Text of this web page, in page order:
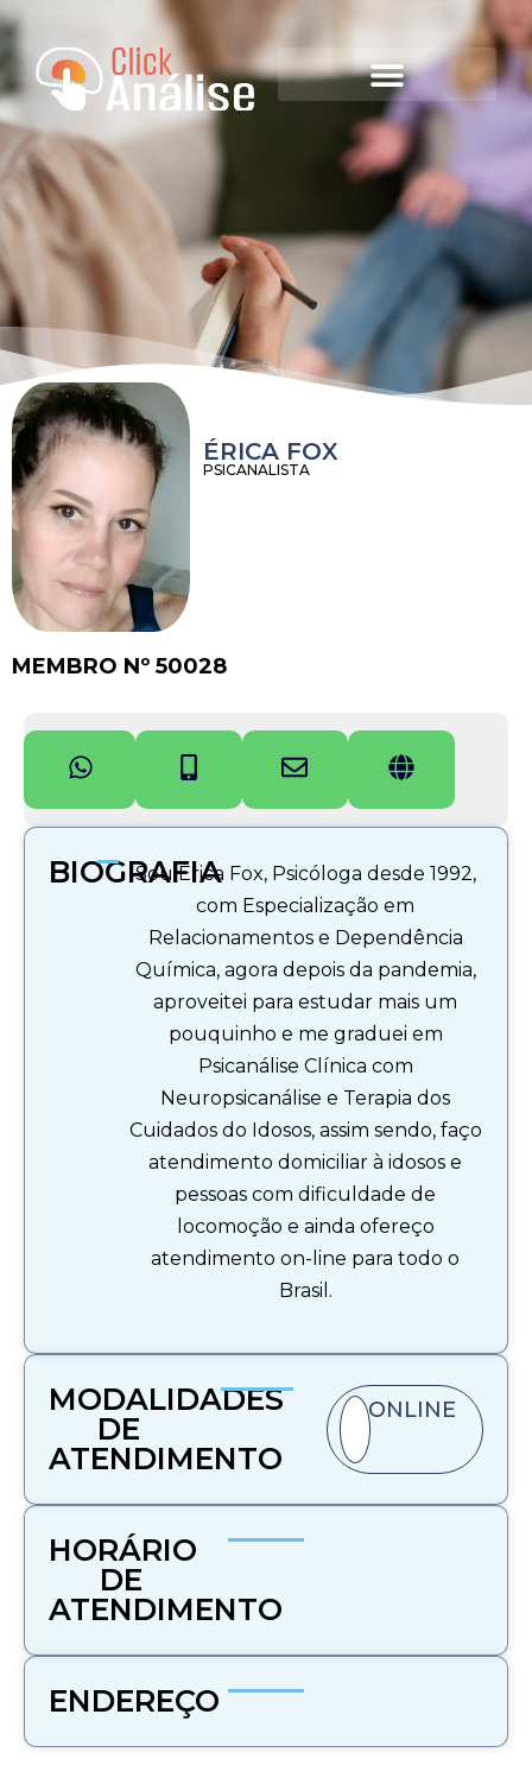
ÉRICA FOX
PSICANALISTA
MEMBRO Nº 50028
BIOGRAFIASou Érica Fox, Psicóloga desde 1992,
com Especialização em
Relacionamentos e Dependência
Química, agora depois da pandemia,
aproveitei para estudar mais um
pouquinho e me graduei em
Psicanálise Clínica com
Neuropsicanálise e Terapia dos
Cuidados do Idosos, assim sendo, faço
atendimento domiciliar à idosos e
pessoas com dificuldade de
locomoção e ainda ofereço
atendimento on-line para todo o
Brasil.
MODALIDADES
DE
ATENDIMENTO​
ONLINE
HORÁRIO
DE
ATENDIMENTO
ENDEREÇO